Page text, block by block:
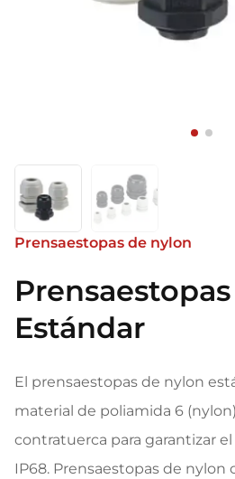
Prensaestopas de nylon
Estándar
El prensaestopas de nylon
material de poliamida 6
contratuerca para garantizar
IP68. Prensaestopas de nylon